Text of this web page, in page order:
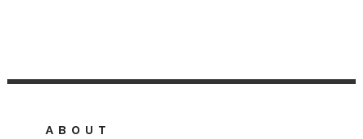
ABOUT